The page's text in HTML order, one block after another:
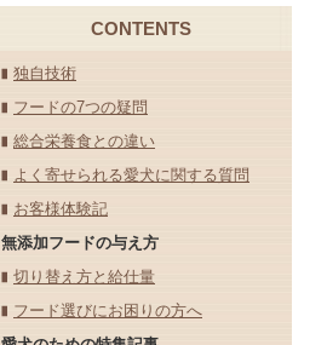
CONTENTS
独自技術
フードの7つの疑問
総合栄養食との違い
よく寄せられる愛犬に関する質問
お客様体験記
無添加フードの与え方
切り替え方と給仕量
フード選びにお困りの方へ